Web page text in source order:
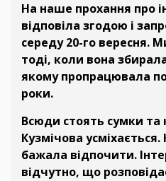
На наше прохання про
відповіла згодою і
середу 20-го вересня.
тоді, коли вона
якому пропрацювала
роки.
Всюди стоять сумки
Кузмічова
бажала відпочити.
відчутно, що